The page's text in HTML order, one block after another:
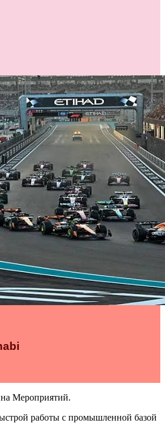
Мероприятий.
работы с промышленной базой